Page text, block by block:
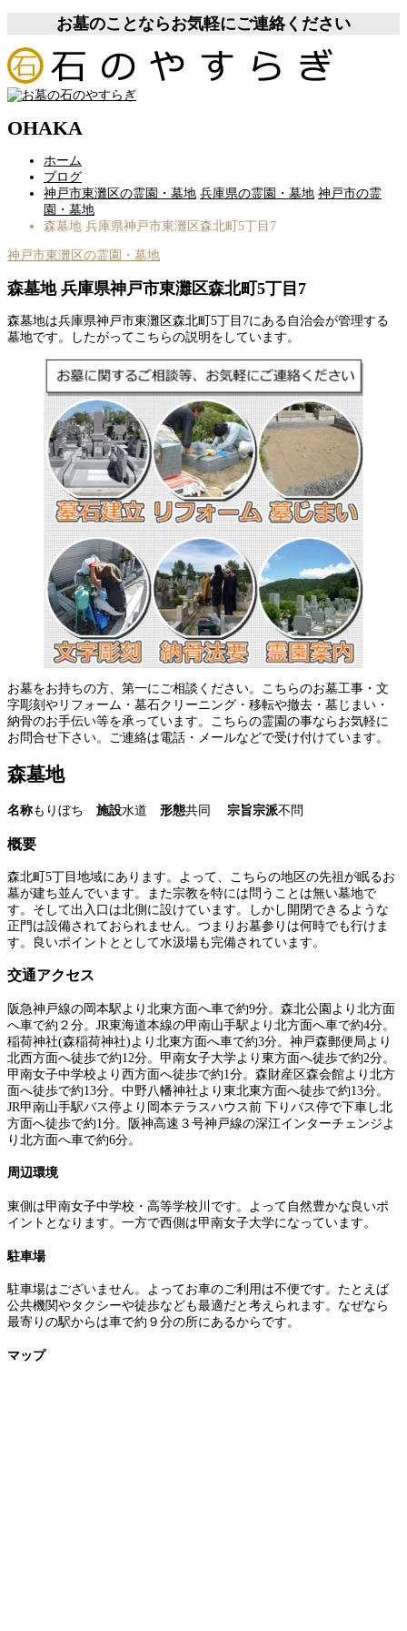
お墓のことならお気軽にご連絡ください
OHAKA
ホーム
ブログ
神戸市東灘区の霊園・墓地 兵庫県の霊園・墓地 神戸市の霊
園・墓地
森墓地 兵庫県神戸市東灘区森北町5丁目7
神戸市東灘区の霊園・墓地
森墓地 兵庫県神戸市東灘区森北町5丁目7
森墓地は兵庫県神戸市東灘区森北町5丁目7にある自治会が管理する
墓地です。したがってこちらの説明をしています。
お墓をお持ちの方、第一にご相談ください。こちらのお墓工事・文
字彫刻やリフォーム・墓石クリーニング・移転や撤去・墓じまい・
納骨のお手伝い等を承っています。こちらの霊園の事ならお気軽に
お問合せ下さい。ご連絡は電話・メールなどで受け付けています。
森墓地
名称もりぼち 施設水道 形態共同 宗旨宗派不問
概要
森北町5丁目地域にあります。よって、こちらの地区の先祖が眠るお
墓が建ち並んでいます。また宗教を特には問うことは無い墓地で
す。そして出入口は北側に設けています。しかし開閉できるような
正門は設備されておられません。つまりお墓参りは何時でも行けま
す。良いポイントととして水汲場も完備されています。
交通アクセス
阪急神戸線の岡本駅より北東方面へ車で約9分。森北公園より北方面
へ車で約２分。JR東海道本線の甲南山手駅より北方面へ車で約4分。
稲荷神社(森稲荷神社)より北東方面へ車で約3分。神戸森郵便局より
北西方面へ徒歩で約12分。甲南女子大学より東方面へ徒歩で約2分。
甲南女子中学校より西方面へ徒歩で約1分。森財産区森会館より北方
面へ徒歩で約13分。中野八幡神社より東北東方面へ徒歩で約13分。
JR甲南山手駅バス停より岡本テラスハウス前 下りバス停で下車し北
方面へ徒歩で約1分。阪神高速３号神戸線の深江インターチェンジよ
り北方面へ車で約6分。
周辺環境
東側は甲南女子中学校・高等学校川です。よって自然豊かな良いポ
イントとなります。一方で西側は甲南女子大学になっています。
駐車場
駐車場はございません。よってお車のご利用は不便です。たとえば
公共機関やタクシーや徒歩なども最適だと考えられます。なぜなら
最寄りの駅からは車で約９分の所にあるからです。
マップ